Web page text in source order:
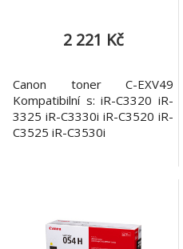
2 221 Kč
Canon toner C-EXV49
Kompatibilní s: iR-C3320 iR-
3325 iR-C3330i iR-C3520 iR-
C3525 iR-C3530i